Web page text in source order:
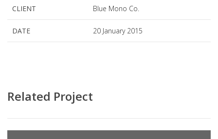
CLIENT Blue Mono Co.
DATE 20 January 2015
Related Project